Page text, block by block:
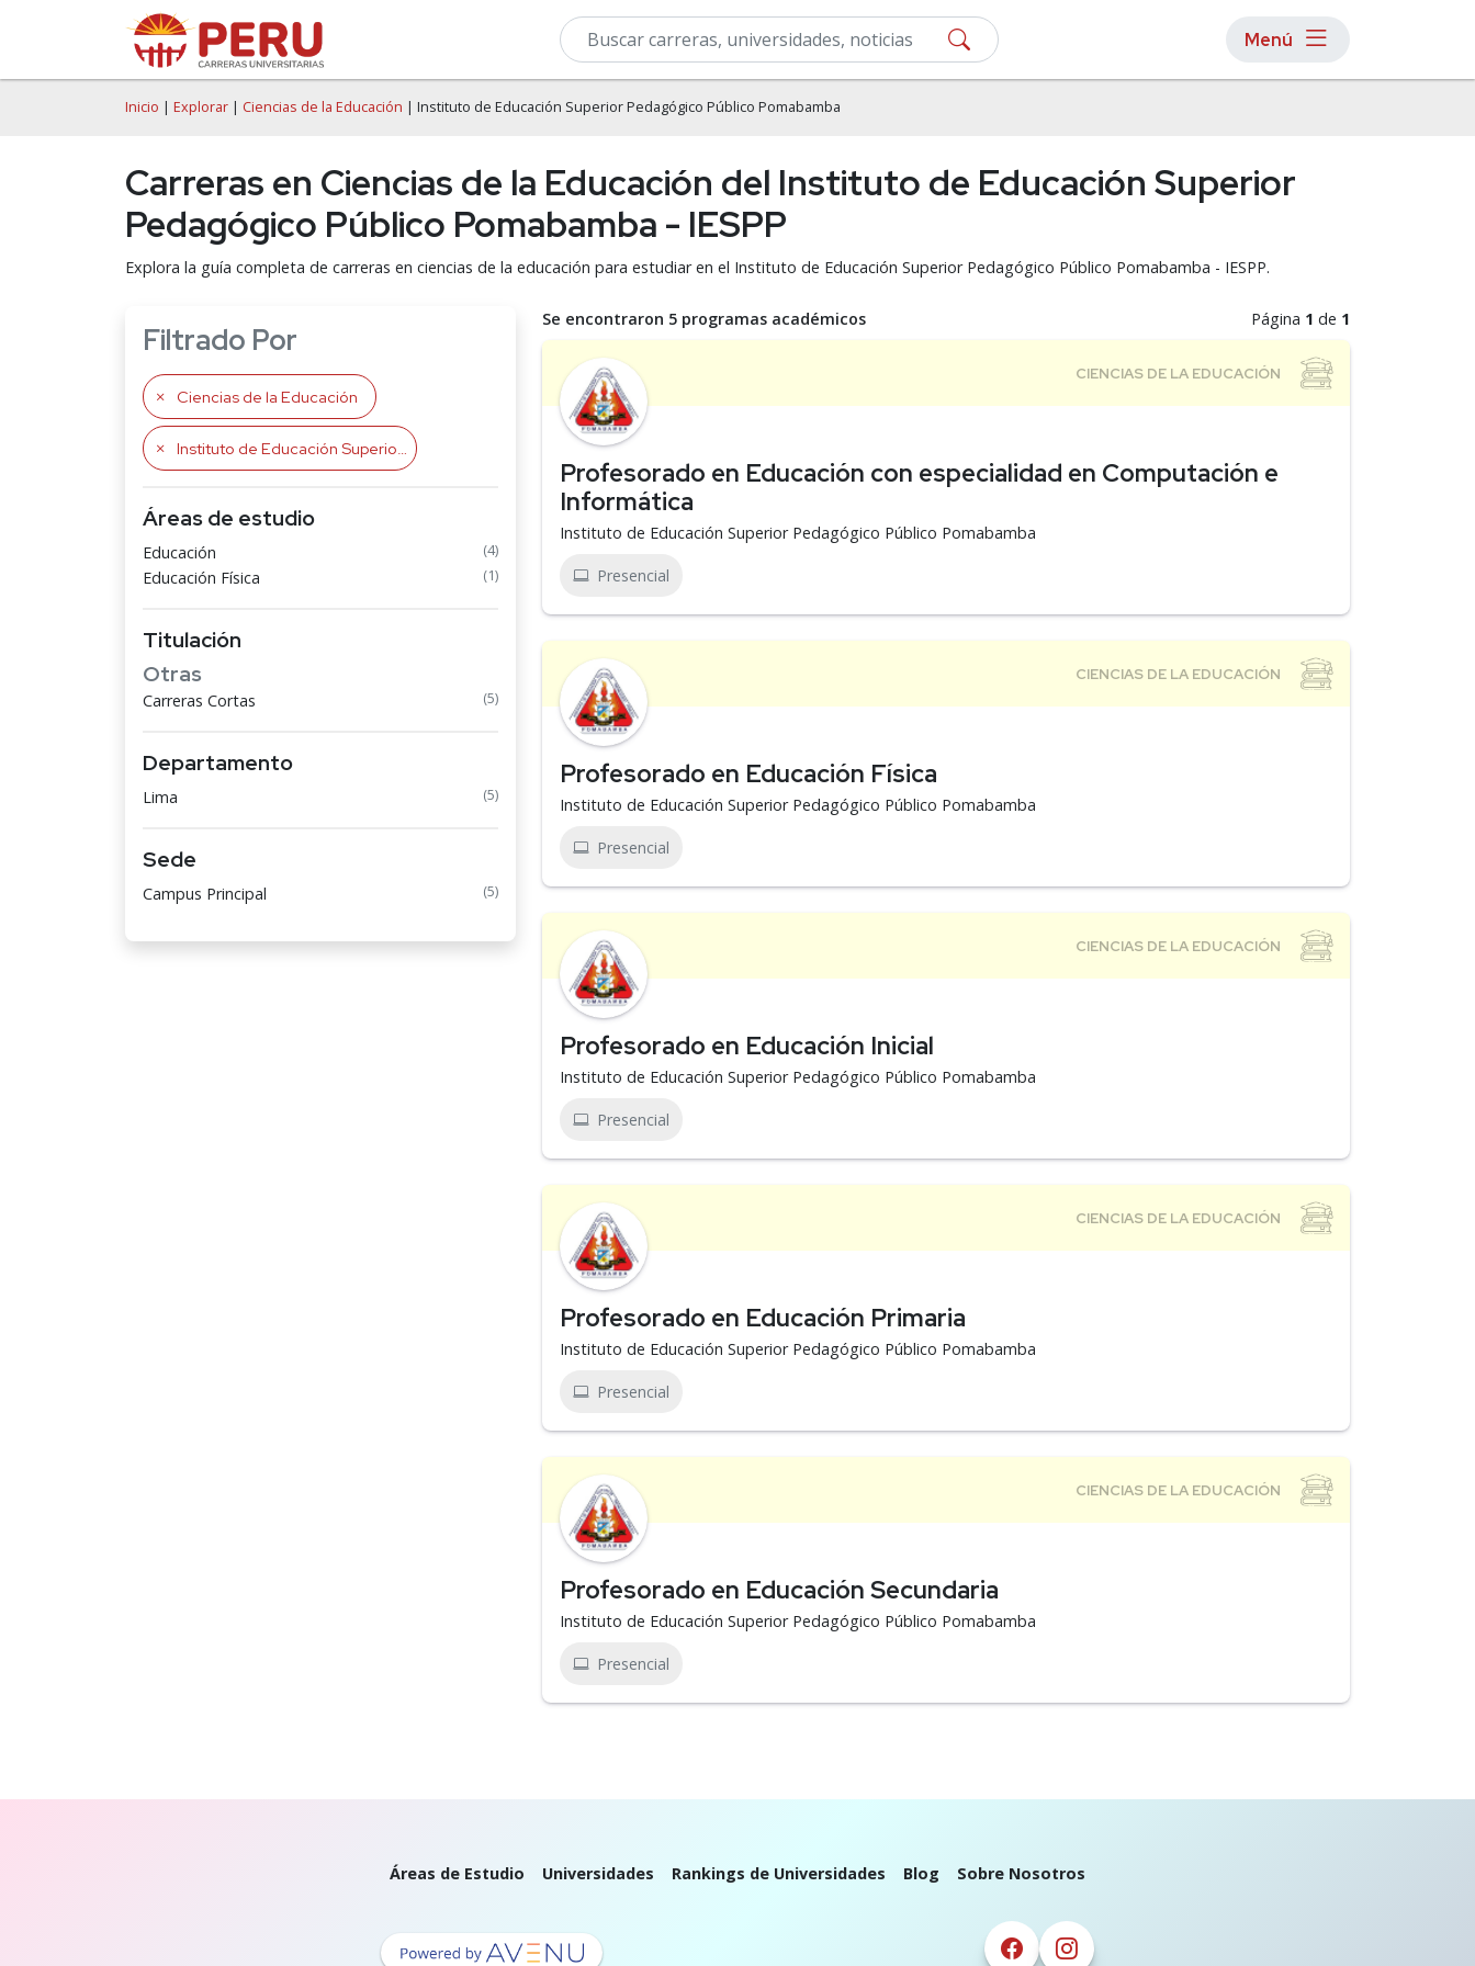
Menú
Inicio | Explorar | Ciencias de la Educación | Instituto de Educación Superior Pedagógico Público Pomabamba
Carreras en Ciencias de la Educación del Instituto de Educación Superior
Pedagógico Público Pomabamba - IESPP
Explora la guía completa de carreras en ciencias de la educación para estudiar en el Instituto de Educación Superior Pedagógico Público Pomabamba - IESPP.
Filtrado Por
Ciencias de la Educación
Instituto de Educación Superior Pedagógico Público Pomabamba
Áreas de estudio
Educación (4)
Educación Física (1)
Titulación
Otras
Carreras Cortas (5)
Departamento
Lima (5)
Sede
Campus Principal (5)
Se encontraron 5 programas académicos Página 1 de 1
Profesorado en Educación con especialidad en Computación e
Informática
Instituto de Educación Superior Pedagógico Público Pomabamba
Presencial
Profesorado en Educación Física
Instituto de Educación Superior Pedagógico Público Pomabamba
Presencial
Profesorado en Educación Inicial
Instituto de Educación Superior Pedagógico Público Pomabamba
Presencial
Profesorado en Educación Primaria
Instituto de Educación Superior Pedagógico Público Pomabamba
Presencial
Profesorado en Educación Secundaria
Instituto de Educación Superior Pedagógico Público Pomabamba
Presencial
Áreas de Estudio Universidades Rankings de Universidades Blog Sobre Nosotros